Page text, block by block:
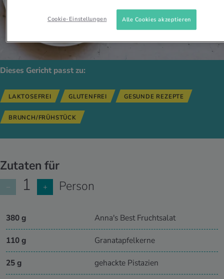
Dieses Gericht passt zu:
LAKTOSEFREI GLUTENFREI GESUNDE REZEPTE
BRUNCH/FRÜHSTÜCK
Zutaten für
− 1 + Person
380 g Anna's Best Fruchtsalat
110 g Granatapfelkerne
25 g gehackte Pistazien
Cookie-Einstellungen Alle Cookies akzeptieren